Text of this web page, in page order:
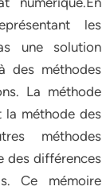
les
une solution
des méthodes
La méthode
la méthode des
méthodes
des différences
Ce mémoire